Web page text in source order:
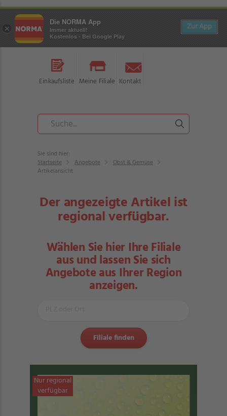
Einkaufsliste Meine Filiale Kontakt
Sie sind hier:
Startseite
Angebote
Obst & Gemüse
Artikelansicht
Der angezeigte Artikel ist
regional verfügbar.
Wählen Sie hier Ihre Filiale
aus und lassen Sie sich
Angebote aus Ihrer Region
anzeigen.
Nur regional
verfügbar
×
Die NORMA App
Immer aktuell!
Kostenlos - Bei Google Play
Zur App